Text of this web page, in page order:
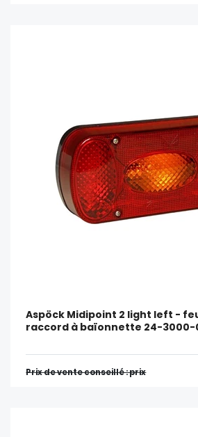
Aspöck Midipoint 2 light left -
raccord à baïonnette 24-3000-
Prix ​​de vente conseillé : prix